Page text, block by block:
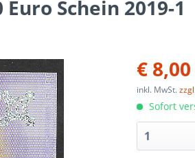
Schein 2019-1
€
inkl. MwSt.
Sofort